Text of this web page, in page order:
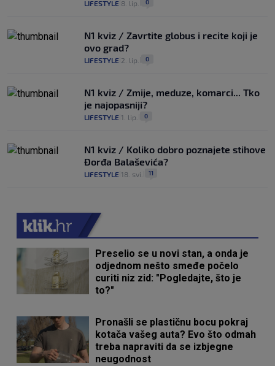
LIFESTYLE 8. lip. 0
N1 kviz / Zavrtite globus i recite koji je
ovo grad?
LIFESTYLE 2. lip. 0
N1 kviz / Zmije, meduze, komarci... Tko
je najopasniji?
LIFESTYLE 1. lip. 0
N1 kviz / Koliko dobro poznajete stihove
Đorđa Balaševića?
LIFESTYLE 18. svi. 11
Preselio se u novi stan, a onda je
odjednom nešto smeđe počelo
curiti niz zid: "Pogledajte, što je
to?"
Pronašli se plastičnu bocu pokraj
kotača vašeg auta? Evo što odmah
treba napraviti da se izbjegne
neugodnost